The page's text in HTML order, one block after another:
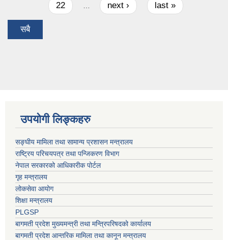
22
next › last »
सबै
उपयोगी लिङ्कहरु
सङ्घीय मामिला तथा सामान्य प्रशासन मन्त्रालय
राष्ट्रिय परिचयपत्र तथा पन्जिकरण विभाग
नेपाल सरकारको आधिकारीक पोर्टल
गृह मन्त्रालय
लोकसेवा आयोग
शिक्षा मन्त्रालय
PLGSP
बागमती प्रदेश मुख्यमन्त्री तथा मन्त्रिपरिषदको कार्यालय
बागमती प्रदेश आन्तरिक मामिला तथा कानून मन्त्रालय